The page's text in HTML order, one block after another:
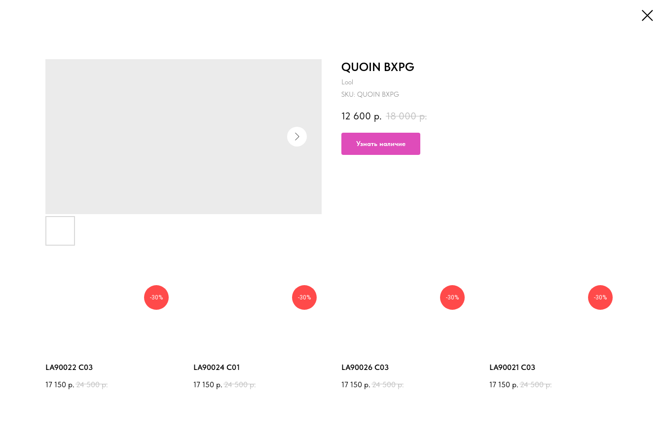
QUOIN BXPG
Lооl
SKU: QUOIN BXPG
12 600 р. 18 000 р.
Узнать наличие
-30%
LA90022 C03
17 150 р. 24 500 р.
-30%
LA90024 C01
17 150 р. 24 500 р.
-30%
LA90026 C03
17 150 р. 24 500 р.
-30%
LA90021 C03
17 150 р. 24 500 р.